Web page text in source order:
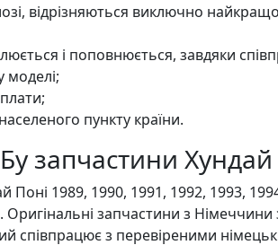
відрізняються виключно
і поповнюється, завдяки
моделі;
пункту країни.
запчастини Хундай
1989, 1990, 1991, 1992, 1993,
Оригінальні запчастини з
співпрацює з перевіреними